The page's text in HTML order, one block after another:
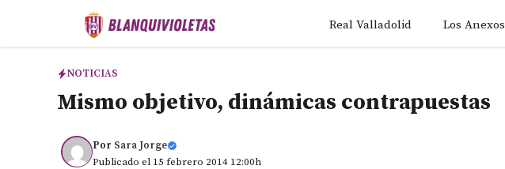
Real Valladolid Los Anexos
NOTICIAS
Mismo objetivo, dinámicas contrapuestas
Por Sara Jorge
Publicado el 15 febrero 2014 12:00h